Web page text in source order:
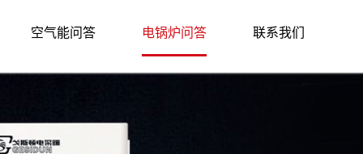
空气能问答 电锅炉问答 联系我们